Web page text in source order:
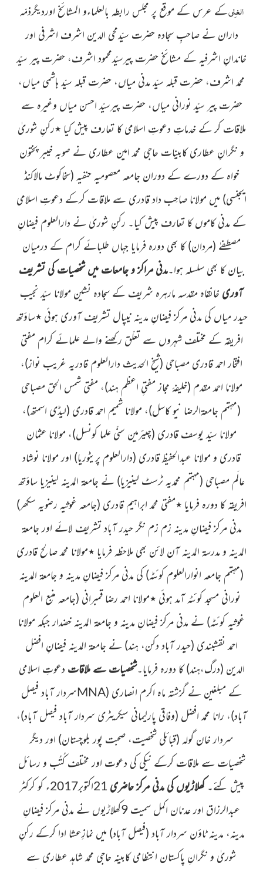
الغنِیکے عرس کے موقع پر مجلس رابطہ بالعلماءو المشائخ اوردیگرذمّہ
داران نے صاحبِ سجادہ حضرت سیّدمحی الدین اشرف اشرفی اور
خاندانِ اشرفیہ کے مشائخ حضرت پیرسیّدمحمود اشرف، حضرت پیر سیّد
محمد اشرف، حضرت قبلہ سیّد مدنی میاں، حضرت قبلہ سیّد ہاشمی میاں،
حضرت پیر سیّد نورانی میاں، حضرت پیرسیّد احسن میاں وغیرہ سے
ملاقات کر کے خدماتِ دعوتِ اسلامی کا تعارف پیش کیا ٭رکنِ شوریٰ
و نگرانِ عطاری کابینات حاجی محمد امین عطاری نے صوبہ خیبر پختون
خواہ کے دورےکے دوران جامعہ معصومیہ حنفیہ (سخاکوٹ مالاکنڈ
ایجنسی) میں مولانا صاحِب دادقادری سے ملاقات کرکے دعوتِ اسلامی
کے مدنی کاموں کا تعارف پیش کیا۔ رکنِ شوریٰ نے دارالعلوم فیضانِ
مصطفےٰ (مردان)کا بھی دورہ فرمایا جہاں طلبائے کرام کے درمیان
بیان کا بھی سلسلہ ہوا۔مدنی مراکز و جامعات میں شخصیات کی تشریف
آوری خانقاہ مقدسہ مارہرہ شریف کے سجادہ نشین مولانا سیّد نجیب
حیدر میاں کی مدنی مرکز فیضانِ مدینہ نیپال تشریف آوری ہوئی ٭ساؤتھ
افریقہ کے مختلف شہروں سے تعلّق رکھنے والے علمائے کرام مفتی
افتخار احمد قادری مصباحی (شیخ الحدیث دارالعلوم قادریہ غریب نواز)،
مولانا احمد مقدم (خلیفۂ مجاز مفتیِ اعظم ہند)، مفتی شمس الحق مصباحی
(مہتمم جامعۃالرضا نیو کاسل)، مولانا شمیم احمد قادری (لیڈی اسمتھ)،
مولانا سیّد یوسف قادری (چیئرمین سنّی علما کونسل)، مولانا عثمان
قادری و مولانا عبدالحفیظ قادری (دارالعلوم پریٹوریا) اور مولانا نوشاد
عالَم مصباحی (مہتمم محمدیہ ٹرسٹ لینیزیا)نے جامعۃالمدینہ لینیزیا ساؤتھ
افریقہ کا دورہ فرمایا ٭مفتی محمد ابراہیم قادری (جامعہ غوثیہ رضویہ سکھر)
مدنی مرکز فیضانِ مدینہ زم زم نگر حیدر آباد تشریف لائے اور جامعۃ
المدینہ و مدرسۃ المدینہ آن لائن بھی ملاحظہ فرمایا ٭مولانا محمد صالح قادری
(مہتمم جامعہ انوارالعلوم کوئٹہ) کی مدنی مرکز فیضانِ مدینہ و جامعۃ المدینہ
نورانی مسجد کوئٹہ آمد ہوئی ٭مولانا احمد رضا قمبرانی (جامعہ منبع العلوم
غوثیہ کوئٹہ)نے مدنی مرکز فیضانِ مدینہ و جامعۃ المدینہ خضدار جبکہ مولانا
احمد نقشبندی (حیدر آباد دکن، ہند)نے جامعۃ المدینہ فیضانِ افضل
الدین (درگ،ہند)کا دورہ فرمایا۔شخصیات سے ملاقات دعوتِ اسلامی
کے مبلغین نے گزشتہ ماہ اکرم انصاری (
MNAسردار آباد فیصل
آباد)، رانا محمد افضل (وفاقی پارلیمانی سیکریٹری سردار آباد فیصل آباد)،
سردار خان گولہ (قبائلی شخصیت، صحبت پور بلوچستان) اور دیگر
شخصیات سے ملاقات کرکے نیکی کی دعوت اور مختلف کُتُب و رسائل
پیش کئے۔ کھلاڑیوں کی مدنی مرکز حاضری
21اکتوبر2017ء کو کرکٹر
عبدالرزاق اور عدنان اکمل سمیت 9کھلاڑیوں نے مدنی مرکز فیضانِ
مدینہ، مدینہ ٹاؤن سردار آباد (فیصل آباد) میں نمازِعشا ادا کرکے رکنِ
شوریٰ و نگرانِ پاکستان انتظامی کابینہ حاجی محمد شاہد عطاری سے